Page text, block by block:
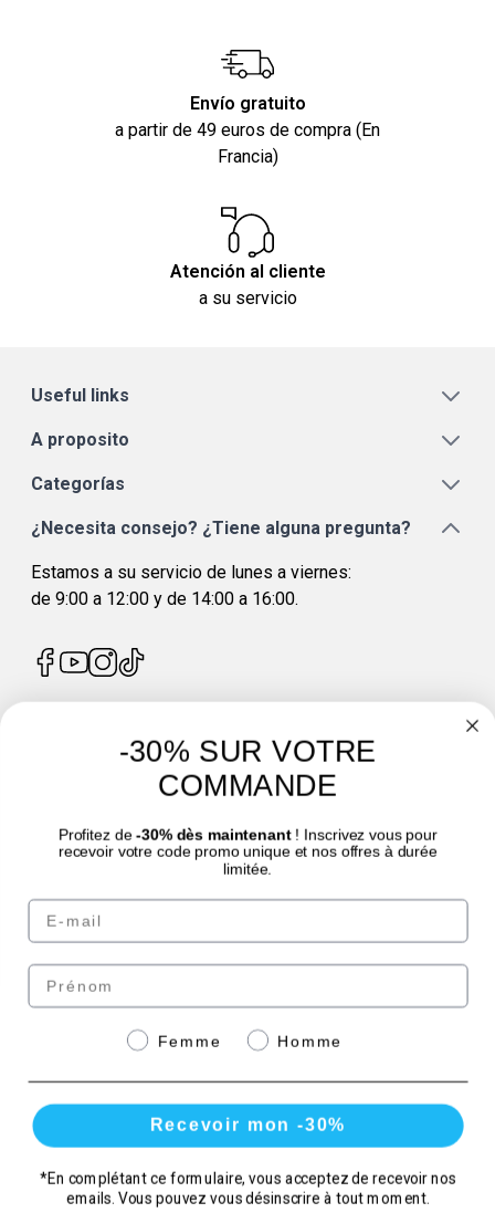
Envío gratuito
a partir de 49 euros de compra (En
Francia)
Atención al cliente
a su servicio
Useful links
A proposito
Categorías
¿Necesita consejo? ¿Tiene alguna pregunta?
Estamos a su servicio de lunes a viernes:
de 9:00 a 12:00 y de 14:00 a 16:00.
4.7/5
© Laboratoire des GRANIONS 2026 | Pago seguro | *Norma AFNOR NF EN 17444.
-30% SUR VOTRE
COMMANDE
Profitez de -30% dès maintenant! Inscrivez vous pour
recevoir votre code promo unique et nos offres à durée
limitée.
Email
Prénom
GenreFemme Homme
Recevoir mon -30%
*En complétant ce formulaire, vous acceptez de recevoir nos
emails. Vous pouvez vous désinscrire à tout moment.